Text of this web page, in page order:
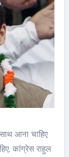
आना चाहिए
कांग्रेस राहुल